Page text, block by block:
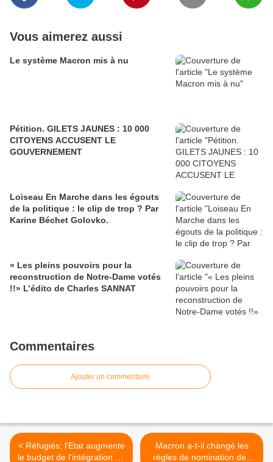
Vous aimerez aussi
Le système Macron mis à nu
Pétition. GILETS JAUNES : 10 000
CITOYENS ACCUSENT LE
GOUVERNEMENT
Loiseau En Marche dans les égouts
de la politique : le clip de trop ? Par
Karine Béchet Golovko.
« Les pleins pouvoirs pour la
reconstruction de Notre-Dame votés
!!» L’édito de Charles SANNAT
Commentaires
Ajouter un commentaire
< Réfugiés: l'Etat augmente
le budget de l'intégration de
Macron a-t-il changé les
règles de nomination des